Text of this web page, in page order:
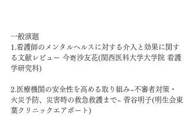
一般演題
1.看護師のメンタルヘルスに対する介入と効果に関す
る文献レビュー 今嵜沙友花(関西医科大学大学院 看護
学研究科)
2.医療機関の安全性を高める取り組み~不審者対策・
火災予防、災害時の救急救護まで~ 菅谷明子(明生会東
葉クリニックエアポート)